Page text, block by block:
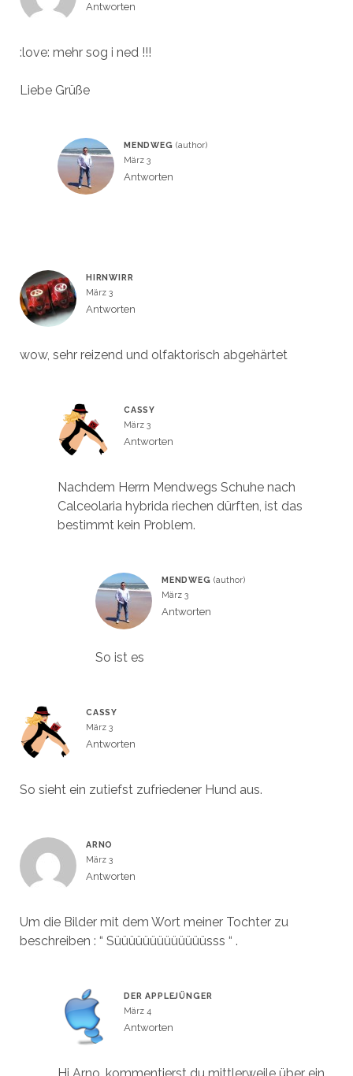
Antworten
:love: mehr sog i ned !!!
Liebe Grüße
MENDWEG
März 3
Antworten
HIRNWIRR
März 3
Antworten
wow, sehr reizend und olfaktorisch abgehärtet
CASSY
März 3
Antworten
Nachdem Herrn Mendwegs Schuhe nach
Calceolaria hybrida riechen dürften, ist das
bestimmt kein Problem.
MENDWEG
März 3
Antworten
So ist es
CASSY
März 3
Antworten
So sieht ein zutiefst zufriedener Hund aus.
ARNO
März 3
Antworten
Um die Bilder mit dem Wort meiner Tochter zu
beschreiben : “ Süüüüüüüüüüüüüsss “ .
DER APPLEJÜNGER
März 4
Antworten